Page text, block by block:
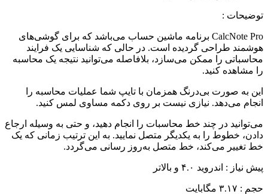
توضیحات :
CalcNote Pro برنامه ماشین حساب می‌باشد که برای گوشی‌های
هوشمند طراحی گردیده است. در حالی که شناسایی یک فرایند
محاسباتی را ممکن می‌سازد، بلافاصله می‌توانید نتیجه یک محاسبه
را مشاهده کنید.
این به صورت بی‌درنگ همزمان با تایپ شما عملیات محاسبه را
انجام می‌دهد. نیازی نیست بر روی دکمه مساوی لمس کنید.
می‌توانید در چند خط محاسبات را انجام دهید، و حتی به وسیله ارجاع
دادن، خطوط را به یکدیگر متصل نمایید. به این ترتیب زمانی که یک
خط تغییر می‌کند، خط متصل به‌روز رسانی می‌گردد.
پیش نیاز : اندروید ۴.۰ و بالاتر
حجم : ۳.۱۷ مگابایت